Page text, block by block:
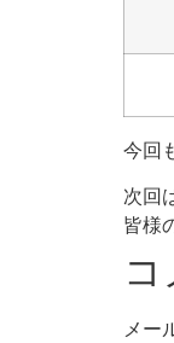
今回
次回
皆様
メー